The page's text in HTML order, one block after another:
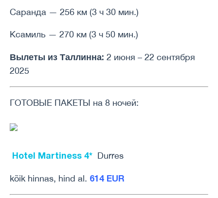
Саранда — 256 км (3 ч 30 мин.)
Ксамиль — 270 км (3 ч 50 мин.)
Вылеты из Таллинна: 2 июня – 22 сентября
2025
ГОТОВЫЕ ПАКЕТЫ на 8 ночей:
Hotel Martiness 4* Durres
kõik hinnas, hind al. 614 EUR